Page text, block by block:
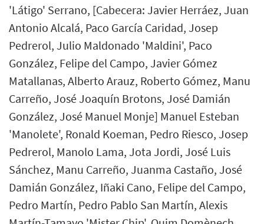
'Látigo' Serrano, [Cabecera: Javier Herráez, Juan
Antonio Alcalá, Paco García Caridad, Josep
Pedrerol, Julio Maldonado 'Maldini', Paco
González, Felipe del Campo, Javier Gómez
Matallanas, Alberto Arauz, Roberto Gómez, Manu
Carreño, José Joaquín Brotons, José Damián
González, José Manuel Monje] Manuel Esteban
'Manolete', Ronald Koeman, Pedro Riesco, Josep
Pedrerol, Manolo Lama, Jota Jordi, José Luis
Sánchez, Manu Carreño, Juanma Castaño, José
Damián González, Iñaki Cano, Felipe del Campo,
Pedro Martín, Pedro Pablo San Martín, Alexis